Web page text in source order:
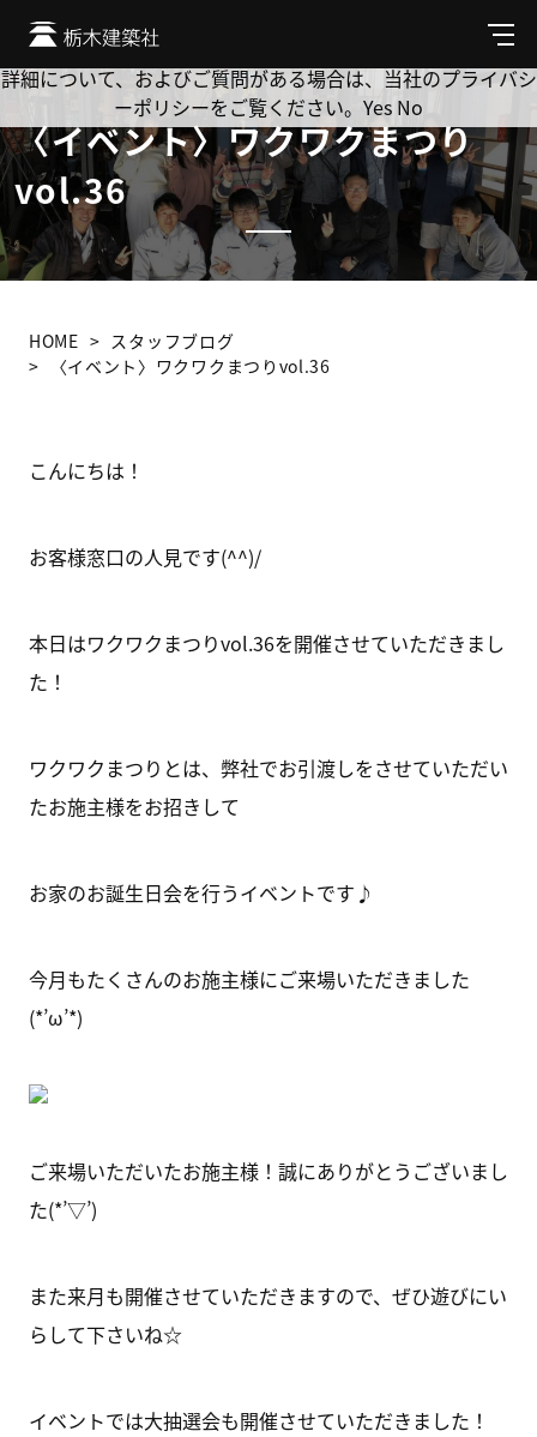
メ
ニ
ュ
〈イベント〉ワクワクまつり
vol.36
HOME
スタッフブログ
〈イベント〉ワクワクまつりvol.36
こんにちは！
お客様窓口の人見です(^^)/
本日はワクワクまつりvol.36を開催させていただきまし
た！
ワクワクまつりとは、弊社でお引渡しをさせていただい
たお施主様をお招きして
お家のお誕生日会を行うイベントです♪
今月もたくさんのお施主様にご来場いただきました
(*’ω’*)
ご来場いただいたお施主様！誠にありがとうございまし
た(*’▽’)
また来月も開催させていただきますので、ぜひ遊びにい
らして下さいね☆
イベントでは大抽選会も開催させていただきました！
Cookie を使用して、お客様の活動を追跡してもよろしいです
か? 当社ではお客様のプライバシーを極めて重視しています。
詳細について、およびご質問がある場合は、当社のプライバシ
ーポリシーをご覧ください。 Yes No